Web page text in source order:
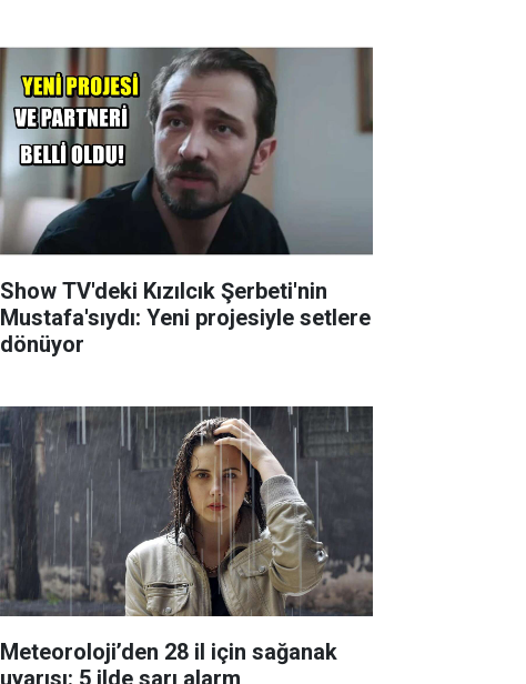
Show TV'deki Kızılcık Şerbeti'nin
Mustafa'sıydı: Yeni projesiyle setlere
dönüyor
Meteoroloji’den 28 il için sağanak
uyarısı: 5 ilde sarı alarm